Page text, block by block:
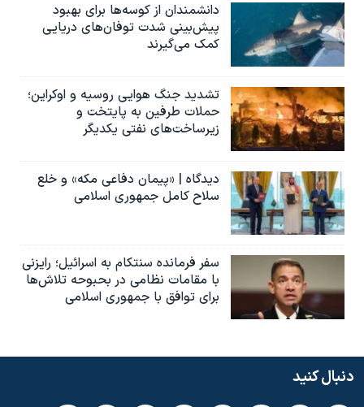
دانشمندان از کوسه‌ها برای بهبود
پیش‌بینی شدت توفان‌های دریایی
کمک می‌گیرند
تشدید جنگ هوایی روسیه و اوکراین؛
حملات طرفین به پایتخت‌ و
زیرساخت‌های نفتی یکدیگر
دیدگاه | «پیمان دفاعی مکه» و خلع
سلاح کامل جمهوری اسلامی
سفر فرمانده سنتکام به اسرائیل؛ رایزنی
با مقامات نظامی در بحبوحه تلاش‌ها
برای توافق با جمهوری اسلامی
دنبال کنید